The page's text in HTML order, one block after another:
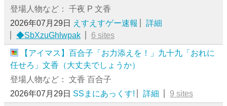
登場人物など： 千夜 P 文香
2026年07月29日
えすえすゲー速報
詳細
◆SbXzuGhlwpak
6 sites
【アイマス】百合子「お力添えを！」九十九「おれに
任せろ」文香（大丈夫でしょうか）
登場人物など： 文香 百合子
2026年07月29日 SSまにあっくす! 詳細 9 sites